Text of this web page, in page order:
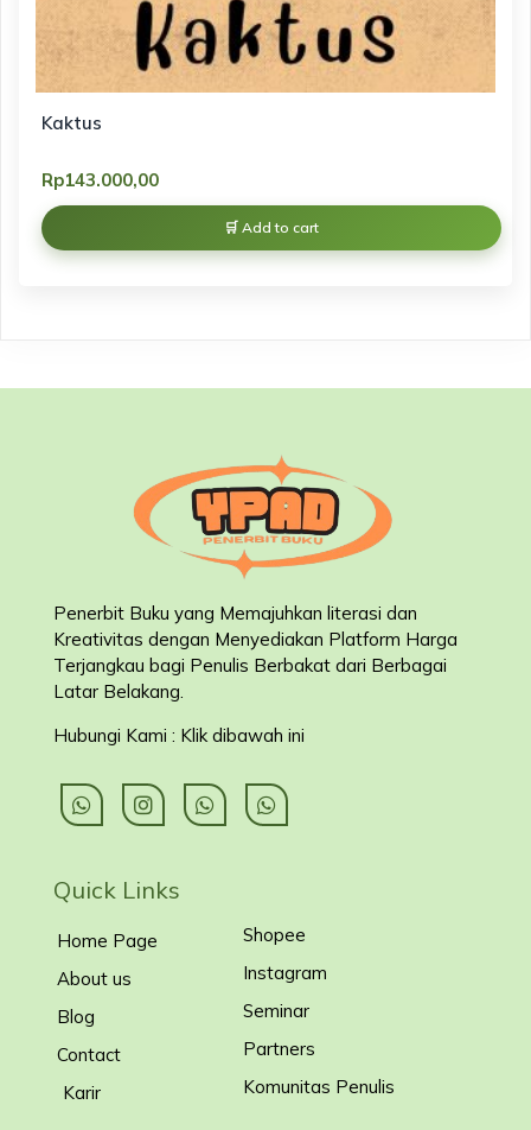
Kaktus
Rp143.000,00
Add to cart
Penerbit Buku yang Memajuhkan literasi dan
Kreativitas dengan Menyediakan Platform Harga
Terjangkau bagi Penulis Berbakat dari Berbagai
Latar Belakang.
Hubungi Kami : Klik dibawah ini
Quick Links
Home Page
About us
Blog
Contact
Karir
Shopee
Instagram
Seminar
Partners
Komunitas Penulis